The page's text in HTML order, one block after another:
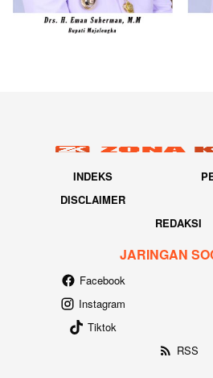
INDEKS
DISCLAIMER
REDAKSI
JARINGAN
Facebook
Instagram
Tiktok
RSS